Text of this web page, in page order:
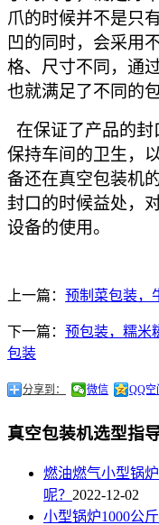
爪的时候并不是只
凹的同时，会采用
格、尺寸不同，通
也就满足了不同的
在保证了产品的
保持车间的卫生，
备还在真空包装机
封口的时候益处，
设备的使用。
上一篇： 预制菜包装，
下一篇： 预包装，糯米
包装
分享到： 微信 QQ空
真空包装机选型指
燃油燃气小型锅
呢？ 2022-12-02
小型锅炉1000公